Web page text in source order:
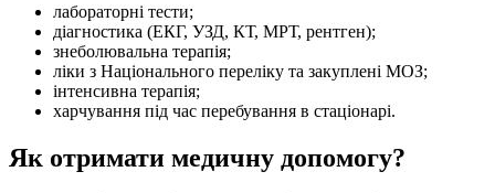
лабораторні тести;
діагностика (ЕКГ, УЗД, КТ, МРТ, рентген);
знеболювальна терапія;
ліки з Національного переліку та закуплені МОЗ;
інтенсивна терапія;
харчування під час перебування в стаціонарі.
Як отримати медичну допомогу?